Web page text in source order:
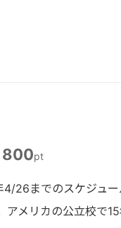
800pt
26までのスケジュ
アメリカの公立校で